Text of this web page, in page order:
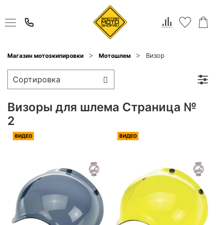
Магазин мотоэкипировки Мотошлем Визор
Визоры для шлема Страница №
2
ВИДЕО ВИДЕО